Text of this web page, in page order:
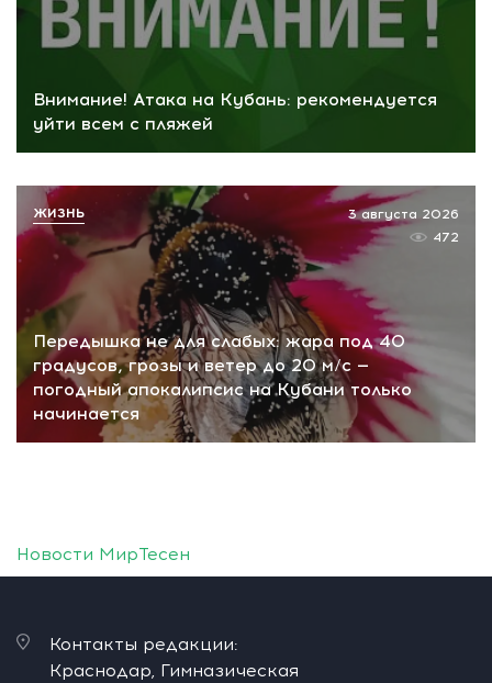
Внимание! Атака на Кубань: рекомендуется
уйти всем с пляжей
Передышка не для слабых: жара под 40
градусов, грозы и ветер до 20 м/с —
погодный апокалипсис на Кубани только
начинается
3 августа 2026
472
ЖИЗНЬ
Новости МирТесен
Контакты редакции:
Краснодар, Гимназическая